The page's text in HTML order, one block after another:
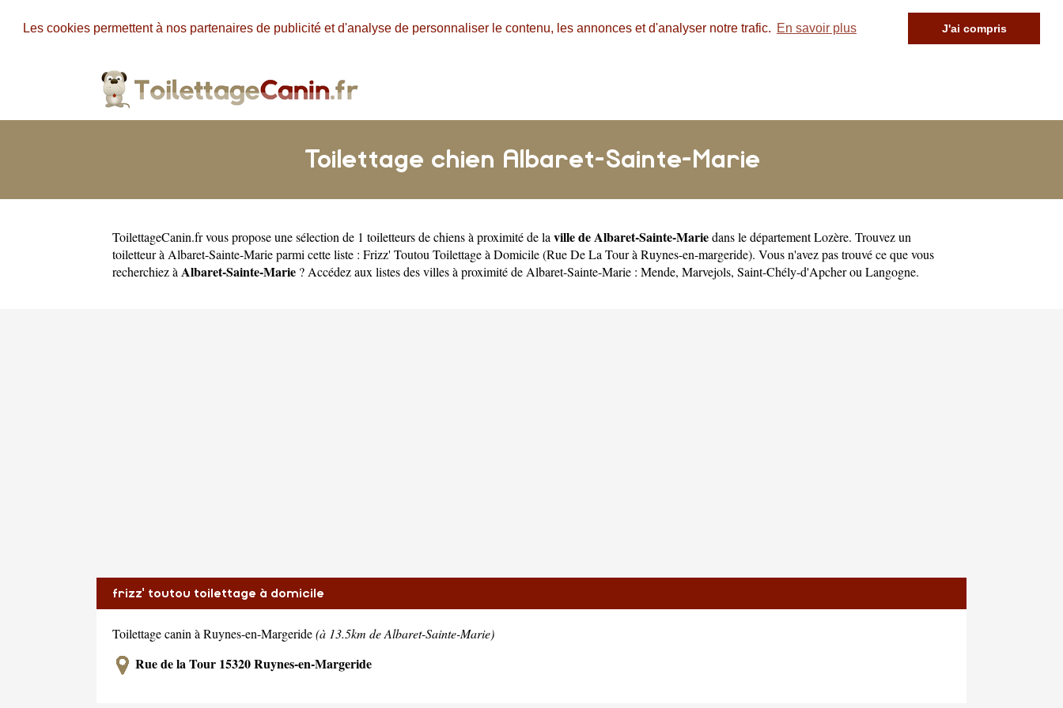
Les cookies permettent à nos partenaires de publicité et d'analyse de personnaliser le contenu, les annonces et d'analyser notre trafic. En savoir plus J'ai compris
Toilettage chien Albaret-Sainte-Marie
ToilettageCanin.frvous propose une sélection de 1 toiletteurs de chiens à proximité de la ville de Albaret-Sainte-Mariedans le départementLozère. Trouvez un
toiletteur à Albaret-Sainte-Marie parmi cette liste : Frizz' Toutou Toilettage à Domicile (Rue De La Tour à Ruynes-en-margeride). Vous n'avez pas trouvé ce que vous
recherchiez à Albaret-Sainte-Marie ? Accédez aux listes des villes à proximité de Albaret-Sainte-Marie : Mende, Marvejols, Saint-Chély-d'Apcherou Langogne.
frizz' toutou toilettage à domicile
Toilettage canin à Ruynes-en-Margeride(à 13.5km de Albaret-Sainte-Marie)
Rue de la Tour 15320 Ruynes-en-Margeride